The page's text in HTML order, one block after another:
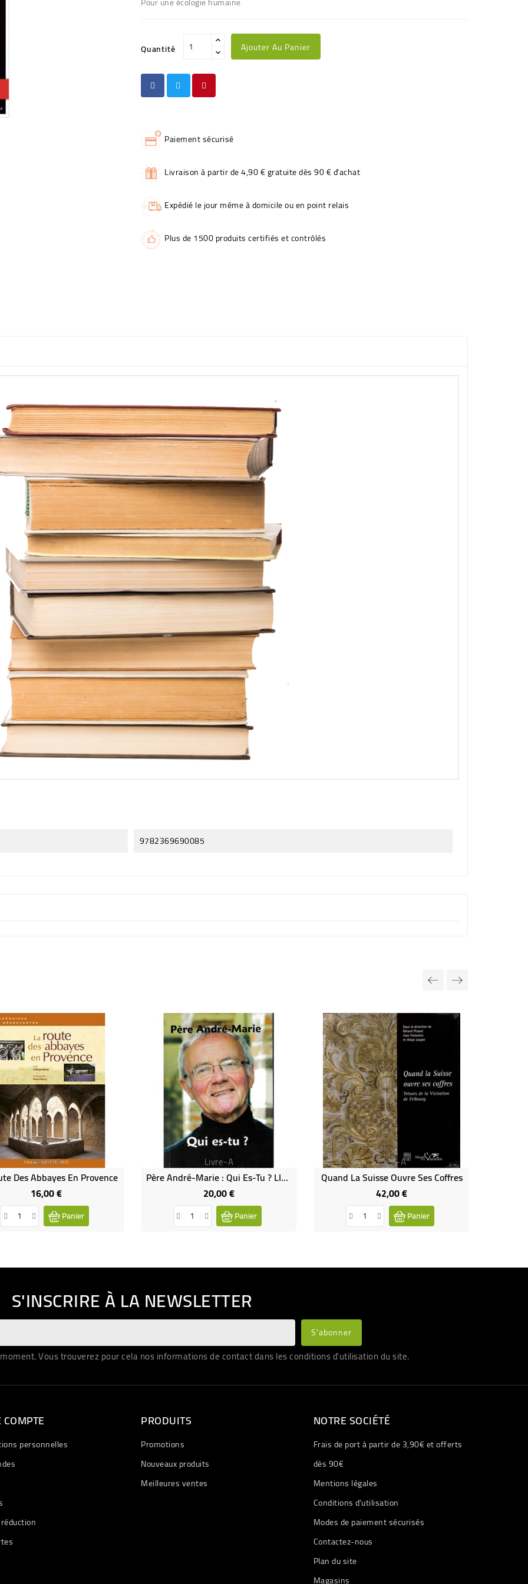
Quantité Ajouter Au Panier
Paiement sécurisé
Livraison à partir de 4,90 € gratuite dès 90 € d'achat
Expédié le jour même à domicile ou en point relais
Plus de 1500 produits certifiés et contrôlés
9782369690085
Livre-A
Des Abbayes En Provence
16,00 €Prix
Panier
Livre-A
Père André-Marie : Qui Es-Tu ? LIVRE (neuf)
20,00 €Prix
Panier
Livre-A
Quand La Suisse Ouvre Ses Coffres
42,00 €Prix
Panier
S'INSCRIRE À LA NEWSLETTER
Vous trouverez pour cela nos informations de contact dans les conditions d'utilisation du site.
personnelles
PRODUITS
Promotions
Nouveaux produits
Meilleures ventes
NOTRE SOCIÉTÉ
Frais de port à partir de 3,90€ et offerts
dès 90€
Mentions légales
Conditions d'utilisation
Modes de paiement sécurisés
Contactez-nous
Plan du site
Magasins